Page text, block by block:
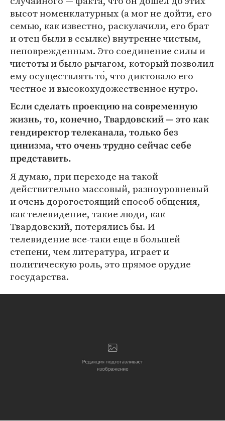
высот номенклатурных (а мог не дойти, его
семью, как известно, раскулачили, его брат
и отец были в ссылке) внутренне чистым,
неповрежденным. Это соединение силы и
чистоты и было рычагом, который позволил
ему осуществлять то́, что диктовало его
честное и высокохудожественное нутро.
Если сделать проекцию на современную
жизнь, то, конечно, Твардовский — это как
гендиректор телеканала, только без
цинизма, что очень трудно сейчас себе
представить.
Я думаю, при переходе на такой
действительно массовый, разноуровневый
и очень дорогостоящий способ общения,
как телевидение, такие люди, как
Твардовский, потерялись бы. И
телевидение все-таки еще в большей
степени, чем литература, играет и
политическую роль, это прямое орудие
государства.